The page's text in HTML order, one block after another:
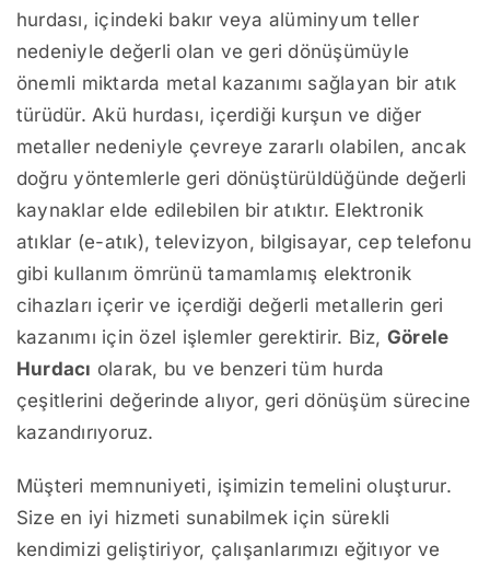
hurdası, içindeki bakır veya alüminyum teller
nedeniyle değerli olan ve geri dönüşümüyle
önemli miktarda metal kazanımı sağlayan bir atık
türüdür. Akü hurdası, içerdiği kurşun ve diğer
metaller nedeniyle çevreye zararlı olabilen, ancak
doğru yöntemlerle geri dönüştürüldüğünde değerli
kaynaklar elde edilebilen bir atıktır. Elektronik
atıklar (e-atık), televizyon, bilgisayar, cep telefonu
gibi kullanım ömrünü tamamlamış elektronik
cihazları içerir ve içerdiği değerli metallerin geri
kazanımı için özel işlemler gerektirir. Biz, Görele
Hurdacı olarak, bu ve benzeri tüm hurda
çeşitlerini değerinde alıyor, geri dönüşüm sürecine
kazandırıyoruz.
Müşteri memnuniyeti, işimizin temelini oluşturur.
Size en iyi hizmeti sunabilmek için sürekli
kendimizi geliştiriyor, çalışanlarımızı eğitıyor ve